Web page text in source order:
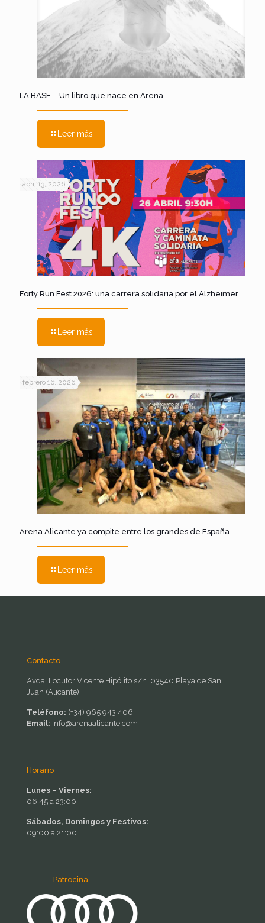
LA BASE – Un libro que nace en Arena
Leer más
abril 13, 2026
Forty Run Fest 2026: una carrera solidaria por el Alzheimer
Leer más
febrero 16, 2026
Arena Alicante ya compite entre los grandes de España
Leer más
Contacto
Avda. Locutor Vicente Hipólito s/n. 03540 Playa de San
Juan (Alicante)
Teléfono: (+34) 965 943 406
Email: info@arenaalicante.com
Horario
Lunes – Viernes:
06:45 a 23:00
Sábados, Domingos y Festivos:
09:00 a 21:00
Patrocina